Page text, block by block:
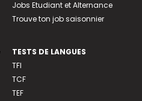
Jobs Etudiant et Alternance
Trouve ton job saisonnier
TESTS DE LANGUES
TFI
TCF
TEF